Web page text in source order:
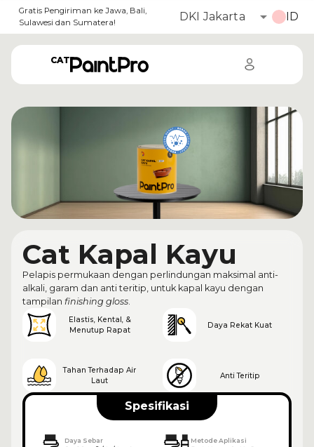
Gratis Pengiriman ke Jawa, Bali,
Sulawesi dan Sumatera!
DKI Jakarta
CAT
Cat Kapal Kayu
Pelapis permukaan dengan perlindungan maksimal anti-
alkali, garam dan anti teritip, untuk kapal kayu dengan
tampilan finishing gloss.
Elastis, Kental, &
Menutup Rapat
Daya Rekat Kuat
Tahan Terhadap Air
Laut
Anti Teritip
Spesifikasi
Daya Sebar Metode Aplikasi